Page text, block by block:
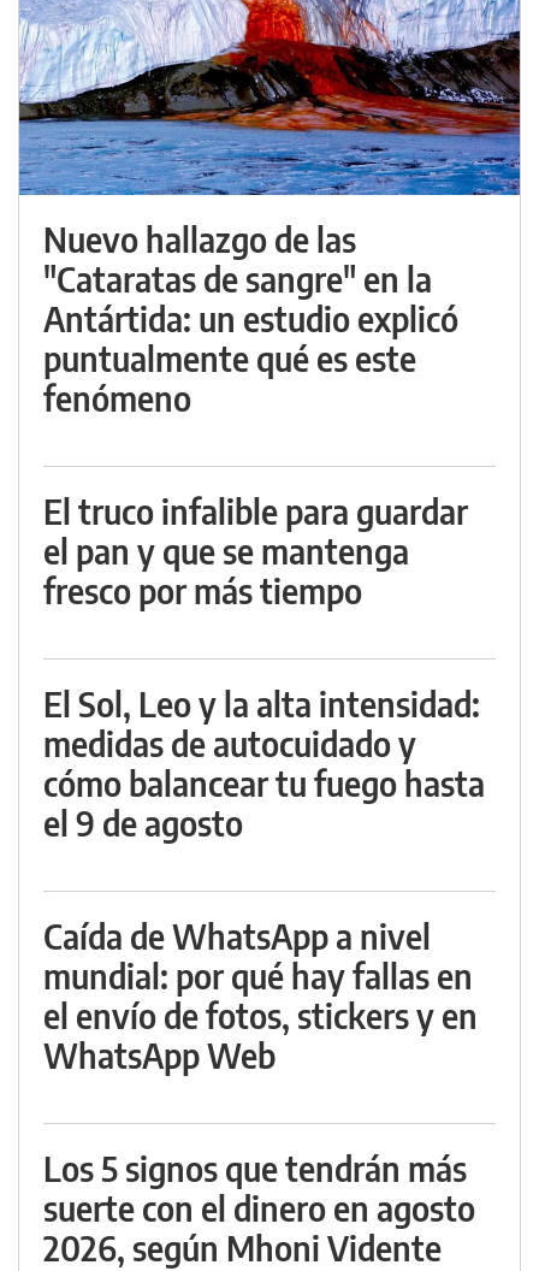
Nuevo hallazgo de las
"Cataratas de sangre" en la
Antártida: un estudio explicó
puntualmente qué es este
fenómeno
El truco infalible para guardar
el pan y que se mantenga
fresco por más tiempo
El Sol, Leo y la alta intensidad:
medidas de autocuidado y
cómo balancear tu fuego hasta
el 9 de agosto
Caída de WhatsApp a nivel
mundial: por qué hay fallas en
el envío de fotos, stickers y en
WhatsApp Web
Los 5 signos que tendrán más
suerte con el dinero en agosto
2026, según Mhoni Vidente